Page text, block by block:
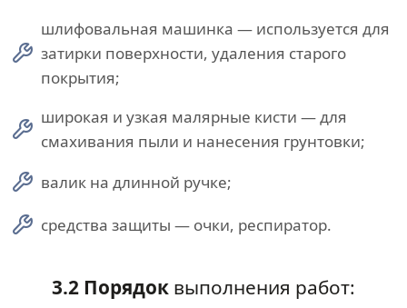
шлифовальная машинка — используется для
затирки поверхности, удаления старого
покрытия;
широкая и узкая малярные кисти — для
смахивания пыли и нанесения грунтовки;
валик на длинной ручке;
средства защиты — очки, респиратор.
3.2 Порядок выполнения работ: